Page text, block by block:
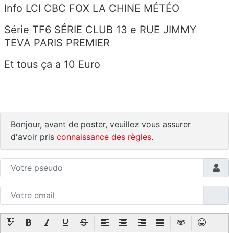
Info LCI CBC FOX LA CHINE MÉTÉO
Série TF6 SÉRIE CLUB 13 e RUE JIMMY
TEVA PARIS PREMIER
Et tous ça a 10 Euro
Bonjour, avant de poster, veuillez vous assurer
d'avoir pris connaissance des règles.